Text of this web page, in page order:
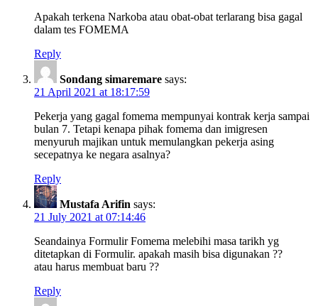
Apakah terkena Narkoba atau obat-obat terlarang bisa gagal
dalam tes FOMEMA
Reply
Sondang simaremare says:
21 April 2021 at 18:17:59
Pekerja yang gagal fomema mempunyai kontrak kerja sampai
bulan 7. Tetapi kenapa pihak fomema dan imigresen
menyuruh majikan untuk memulangkan pekerja asing
secepatnya ke negara asalnya?
Reply
Mustafa Arifin says:
21 July 2021 at 07:14:46
Seandainya Formulir Fomema melebihi masa tarikh yg
ditetapkan di Formulir. apakah masih bisa digunakan ??
atau harus membuat baru ??
Reply